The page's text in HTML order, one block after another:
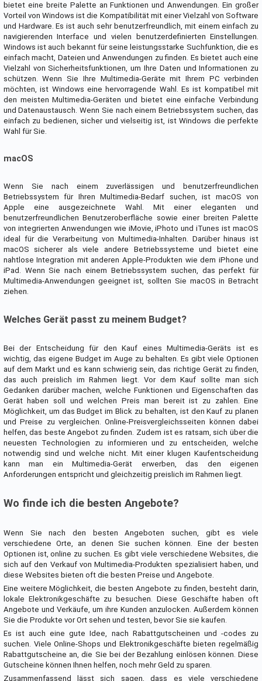
bietet eine breite Palette an Funktionen und Anwendungen. Ein großer
Vorteil von Windows ist die Kompatibilität mit einer Vielzahl von Software
und Hardware. Es ist auch sehr benutzerfreundlich, mit einem einfach zu
navigierenden Interface und vielen benutzerdefinierten Einstellungen.
Windows ist auch bekannt für seine leistungsstarke Suchfunktion, die es
einfach macht, Dateien und Anwendungen zu finden. Es bietet auch eine
Vielzahl von Sicherheitsfunktionen, um Ihre Daten und Informationen zu
schützen. Wenn Sie Ihre Multimedia-Geräte mit Ihrem PC verbinden
möchten, ist Windows eine hervorragende Wahl. Es ist kompatibel mit
den meisten Multimedia-Geräten und bietet eine einfache Verbindung
und Datenaustausch. Wenn Sie nach einem Betriebssystem suchen, das
einfach zu bedienen, sicher und vielseitig ist, ist Windows die perfekte
Wahl für Sie.
macOS
Wenn Sie nach einem zuverlässigen und benutzerfreundlichen
Betriebssystem für Ihren Multimedia-Bedarf suchen, ist macOS von
Apple eine ausgezeichnete Wahl. Mit einer eleganten und
benutzerfreundlichen Benutzeroberfläche sowie einer breiten Palette
von integrierten Anwendungen wie iMovie, iPhoto und iTunes ist macOS
ideal für die Verarbeitung von Multimedia-Inhalten. Darüber hinaus ist
macOS sicherer als viele andere Betriebssysteme und bietet eine
nahtlose Integration mit anderen Apple-Produkten wie dem iPhone und
iPad. Wenn Sie nach einem Betriebssystem suchen, das perfekt für
Multimedia-Anwendungen geeignet ist, sollten Sie macOS in Betracht
ziehen.
Welches Gerät passt zu meinem Budget?
Bei der Entscheidung für den Kauf eines Multimedia-Geräts ist es
wichtig, das eigene Budget im Auge zu behalten. Es gibt viele Optionen
auf dem Markt und es kann schwierig sein, das richtige Gerät zu finden,
das auch preislich im Rahmen liegt. Vor dem Kauf sollte man sich
Gedanken darüber machen, welche Funktionen und Eigenschaften das
Gerät haben soll und welchen Preis man bereit ist zu zahlen. Eine
Möglichkeit, um das Budget im Blick zu behalten, ist den Kauf zu planen
und Preise zu vergleichen. Online-Preisvergleichsseiten können dabei
helfen, das beste Angebot zu finden. Zudem ist es ratsam, sich über die
neuesten Technologien zu informieren und zu entscheiden, welche
notwendig sind und welche nicht. Mit einer klugen Kaufentscheidung
kann man ein Multimedia-Gerät erwerben, das den eigenen
Anforderungen entspricht und gleichzeitig preislich im Rahmen liegt.
Wo finde ich die besten Angebote?
Wenn Sie nach den besten Angeboten suchen, gibt es viele
verschiedene Orte, an denen Sie suchen können. Eine der besten
Optionen ist, online zu suchen. Es gibt viele verschiedene Websites, die
sich auf den Verkauf von Multimedia-Produkten spezialisiert haben, und
diese Websites bieten oft die besten Preise und Angebote.
Eine weitere Möglichkeit, die besten Angebote zu finden, besteht darin,
lokale Elektronikgeschäfte zu besuchen. Diese Geschäfte haben oft
Angebote und Verkäufe, um ihre Kunden anzulocken. Außerdem können
Sie die Produkte vor Ort sehen und testen, bevor Sie sie kaufen.
Es ist auch eine gute Idee, nach Rabattgutscheinen und -codes zu
suchen. Viele Online-Shops und Elektronikgeschäfte bieten regelmäßig
Rabattgutscheine an, die Sie bei der Bezahlung einlösen können. Diese
Gutscheine können Ihnen helfen, noch mehr Geld zu sparen.
Zusammenfassend lässt sich sagen, dass es viele verschiedene